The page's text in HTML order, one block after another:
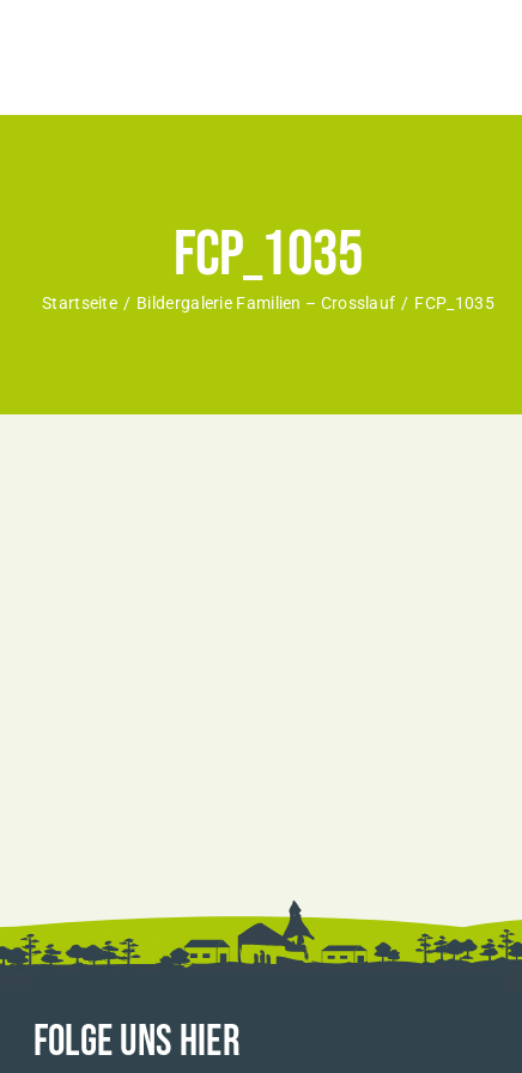
FCP_1035
Startseite Bildergalerie Familien – Crosslauf FCP_1035
FOLGE UNS HIER